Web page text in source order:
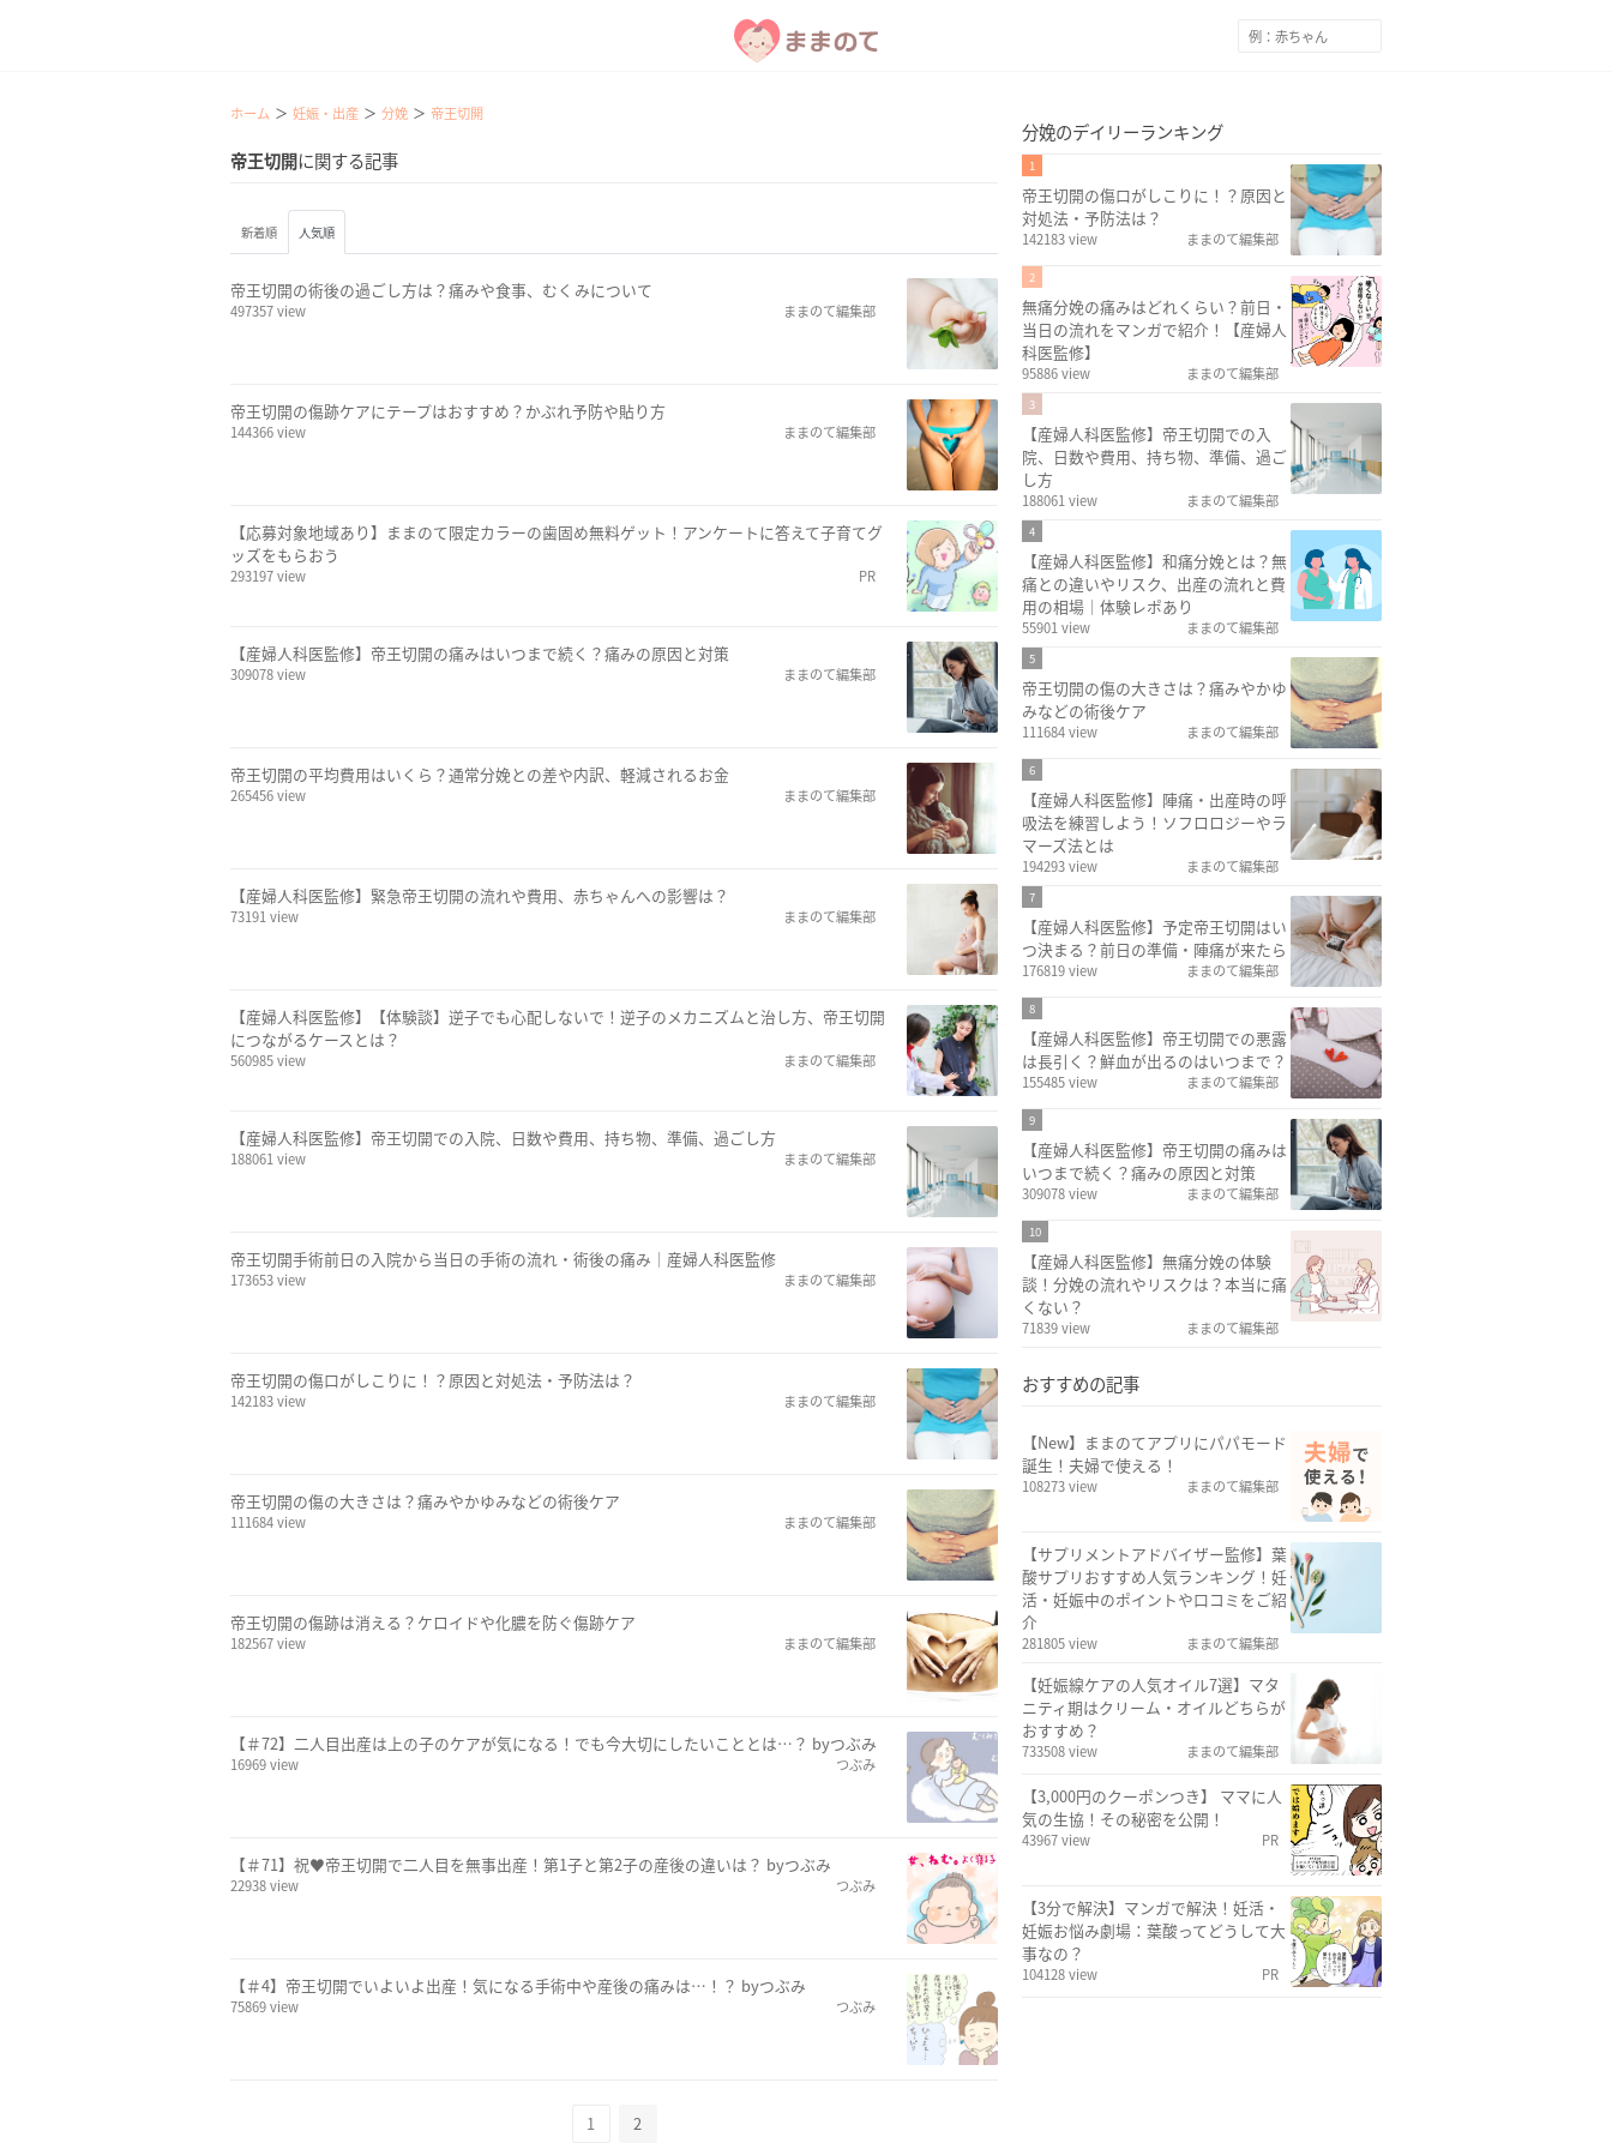
ホーム 妊娠・出産 分娩 帝王切開
帝王切開に関する記事
新着順 人気順
帝王切開の術後の過ごし方は？痛みや食事、むくみについて
497357 view ままのて編集部
帝王切開の傷跡ケアにテープはおすすめ？かぶれ予防や貼り方
144366 view ままのて編集部
【応募対象地域あり】ままのて限定カラーの歯固め無料ゲット！アンケートに答えて子育てグ
ッズをもらおう
293197 view PR
【産婦人科医監修】帝王切開の痛みはいつまで続く？痛みの原因と対策
309078 view ままのて編集部
帝王切開の平均費用はいくら？通常分娩との差や内訳、軽減されるお金
265456 view ままのて編集部
【産婦人科医監修】緊急帝王切開の流れや費用、赤ちゃんへの影響は？
73191 view ままのて編集部
【産婦人科医監修】【体験談】逆子でも心配しないで！逆子のメカニズムと治し方、帝王切開
につながるケースとは？
560985 view ままのて編集部
【産婦人科医監修】帝王切開での入院、日数や費用、持ち物、準備、過ごし方
188061 view ままのて編集部
帝王切開手術前日の入院から当日の手術の流れ・術後の痛み｜産婦人科医監修
173653 view ままのて編集部
帝王切開の傷口がしこりに！？原因と対処法・予防法は？
142183 view ままのて編集部
帝王切開の傷の大きさは？痛みやかゆみなどの術後ケア
111684 view ままのて編集部
帝王切開の傷跡は消える？ケロイドや化膿を防ぐ傷跡ケア
182567 view ままのて編集部
【＃72】二人目出産は上の子のケアが気になる！でも今大切にしたいこととは…？ byつぶみ
16969 view つぶみ
【＃71】祝♥帝王切開で二人目を無事出産！第1子と第2子の産後の違いは？ byつぶみ
22938 view つぶみ
【＃4】帝王切開でいよいよ出産！気になる手術中や産後の痛みは…！？ byつぶみ
75869 view つぶみ
1 2
分娩のデイリーランキング
1
帝王切開の傷口がしこりに！？原因と
対処法・予防法は？
142183 view ままのて編集部
2
無痛分娩の痛みはどれくらい？前日・
当日の流れをマンガで紹介！【産婦人
科医監修】
95886 view ままのて編集部
3
【産婦人科医監修】帝王切開での入
院、日数や費用、持ち物、準備、過ご
し方
188061 view ままのて編集部
4
【産婦人科医監修】和痛分娩とは？無
痛との違いやリスク、出産の流れと費
用の相場｜体験レポあり
55901 view ままのて編集部
5
帝王切開の傷の大きさは？痛みやかゆ
みなどの術後ケア
111684 view ままのて編集部
6
【産婦人科医監修】陣痛・出産時の呼
吸法を練習しよう！ソフロロジーやラ
マーズ法とは
194293 view ままのて編集部
7
【産婦人科医監修】予定帝王切開はい
つ決まる？前日の準備・陣痛が来たら
176819 view ままのて編集部
8
【産婦人科医監修】帝王切開での悪露
は長引く？鮮血が出るのはいつまで？
155485 view ままのて編集部
9
【産婦人科医監修】帝王切開の痛みは
いつまで続く？痛みの原因と対策
309078 view ままのて編集部
10
【産婦人科医監修】無痛分娩の体験
談！分娩の流れやリスクは？本当に痛
くない？
71839 view ままのて編集部
おすすめの記事
【New】ままのてアプリにパパモード
誕生！夫婦で使える！
108273 view ままのて編集部
【サプリメントアドバイザー監修】葉
酸サプリおすすめ人気ランキング！妊
活・妊娠中のポイントや口コミをご紹
介
281805 view ままのて編集部
【妊娠線ケアの人気オイル7選】マタ
ニティ期はクリーム・オイルどちらが
おすすめ？
733508 view ままのて編集部
【3,000円のクーポンつき】 ママに人
気の生協！その秘密を公開！
43967 view PR
【3分で解決】マンガで解決！妊活・
妊娠お悩み劇場：葉酸ってどうして大
事なの？
104128 view PR